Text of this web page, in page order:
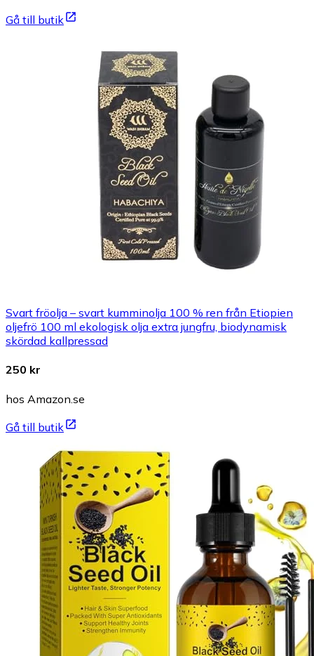
Gå till butik
Svart fröolja – svart kumminolja 100 % ren från Etiopien
oljefrö 100 ml ekologisk olja extra jungfru, biodynamisk
skördad kallpressad
250 kr
hos Amazon.se
Gå till butik